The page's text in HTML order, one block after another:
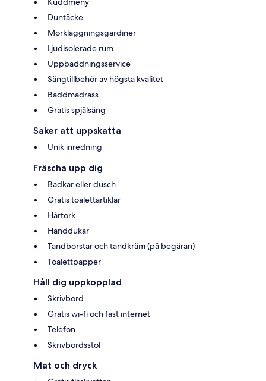
Duntäcke
Mörkläggningsgardiner
Ljudisolerade rum
Uppbäddningsservice
Sängtillbehör av högsta kvalitet
Bäddmadrass
Gratis spjälsäng
Saker att uppskatta
Unik inredning
Fräscha upp dig
Badkar eller dusch
Gratis toalettartiklar
Hårtork
Handdukar
Tandborstar och tandkräm (på begäran)
Toalettpapper
Håll dig uppkopplad
Skrivbord
Gratis wi-fi och fast internet
Telefon
Skrivbordsstol
Mat och dryck